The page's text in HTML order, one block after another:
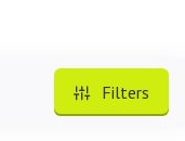
Filters